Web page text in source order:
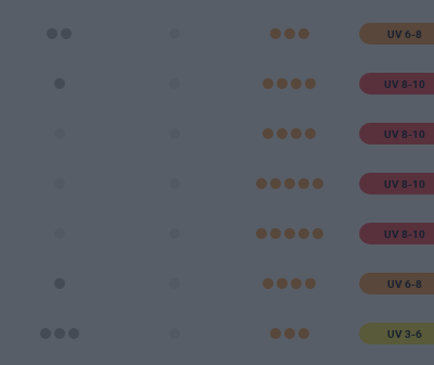
UV 6-8
UV 8-10
UV 8-10
UV 8-10
UV 8-10
UV 6-8
UV 3-6